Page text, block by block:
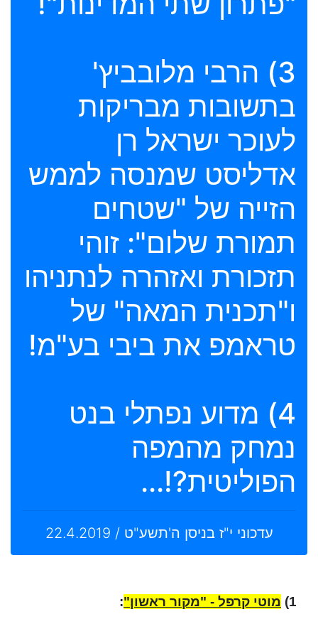
3) הרבי מלובביץ'
בתשובות מבריקות
לעוכר ישראל רן
אדליסט שמנסה לממש
הזייה של "שטחים
תמורת שלום": זוהי
תזכורת ואזהרה לנתניהו
ו"תכנית המאה" של
טראמפ את ביבי בע"מ!
4) מדוע נפתלי בנט
נמחק מהמפה
הפוליטית?!...
עדכוני י"ז בניסן ה'תשע"ט / 22.4.2019
1) מוטי קרפל - "מקור ראשון":